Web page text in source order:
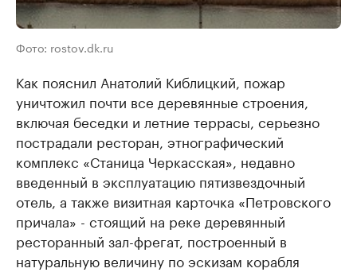
Фото: rostov.dk.ru
Как пояснил Анатолий Киблицкий, пожар
уничтожил почти все деревянные строения,
включая беседки и летние террасы, серьезно
пострадали ресторан, этнографический
комплекс «Станица Черкасская», недавно
введенный в эксплуатацию пятизвездочный
отель, а также визитная карточка «Петровского
причала» - стоящий на реке деревянный
ресторанный зал-фрегат, построенный в
натуральную величину по эскизам корабля